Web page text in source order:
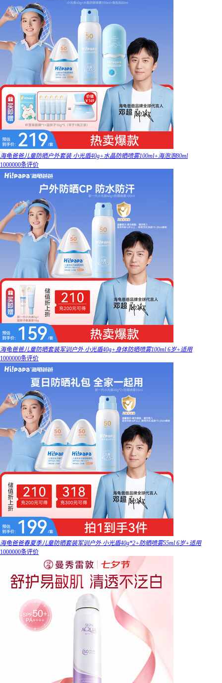
海龟爸爸儿童防晒户外套装 小光盾40g+水晶防晒喷雾100ml+海泡泡80ml
1000000条评价
海龟爸爸儿童防晒套装军训户外 小光盾40g+身体防晒喷雾100ml 6岁+适用
1000000条评价
海龟爸爸春夏季儿童防晒套装军训户外 小光盾40g*2+防晒喷雾55ml 6岁+适用
1000000条评价